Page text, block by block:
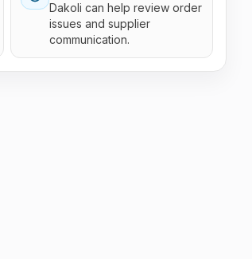
Dakoli can help review order
issues and supplier
communication.